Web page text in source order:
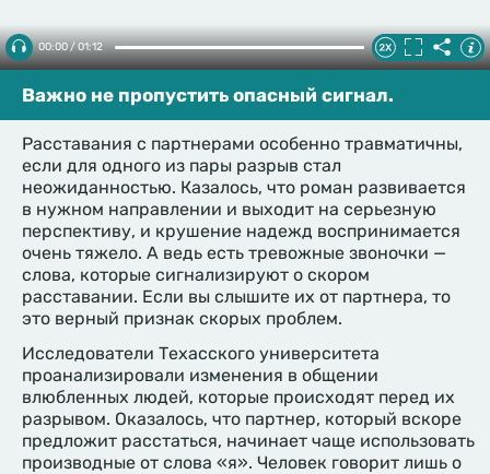
00:00 / 01:12
Важно не пропустить опасный сигнал.
Расставания с партнерами особенно травматичны,
если для одного из пары разрыв стал
неожиданностью. Казалось, что роман развивается
в нужном направлении и выходит на серьезную
перспективу, и крушение надежд воспринимается
очень тяжело. А ведь есть тревожные звоночки —
слова, которые сигнализируют о скором
расставании. Если вы слышите их от партнера, то
это верный признак скорых проблем.
Исследователи Техасского университета
проанализировали изменения в общении
влюбленных людей, которые происходят перед их
разрывом. Оказалось, что партнер, который вскоре
предложит расстаться, начинает чаще использовать
производные от слова «я». Человек говорит лишь о